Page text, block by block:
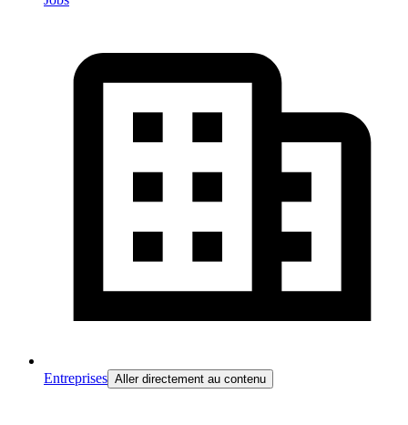
Entreprises Aller directement au contenu